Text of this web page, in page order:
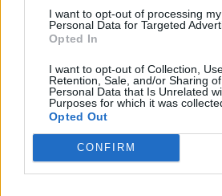
I want to opt-out of processing my
Personal Data for Targeted
Opted In
I want to opt-out of Collection,
Retention, Sale, and/or Sharing
Personal Data that Is Unrelated
Purposes for which it was
Opted Out
CONFIRM
KEDVES OLVASÓNK!
A keresett cikk a portfolio.hu
regisztrációhoz kötött.
Az előfizetés a következőket
Kötéslisták: BÉT elmúlt 2 év